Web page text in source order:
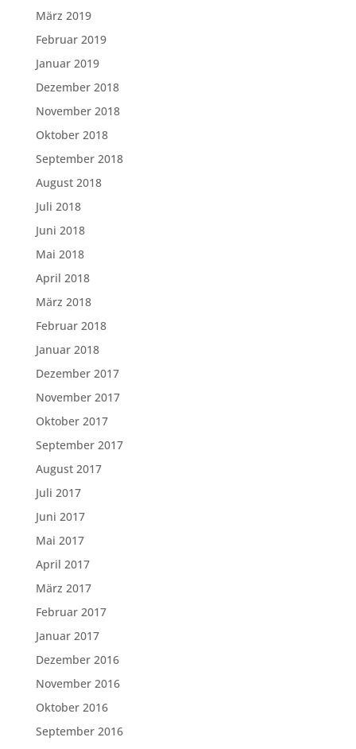
März 2019
Februar 2019
Januar 2019
Dezember 2018
November 2018
Oktober 2018
September 2018
August 2018
Juli 2018
Juni 2018
Mai 2018
April 2018
März 2018
Februar 2018
Januar 2018
Dezember 2017
November 2017
Oktober 2017
September 2017
August 2017
Juli 2017
Juni 2017
Mai 2017
April 2017
März 2017
Februar 2017
Januar 2017
Dezember 2016
November 2016
Oktober 2016
September 2016